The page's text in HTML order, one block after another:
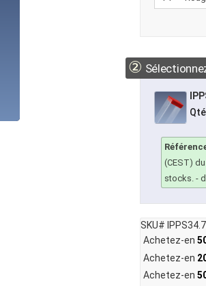
②
(CEST)
stocks. -
SKU#
Achetez-en
Achetez-en
Achetez-en